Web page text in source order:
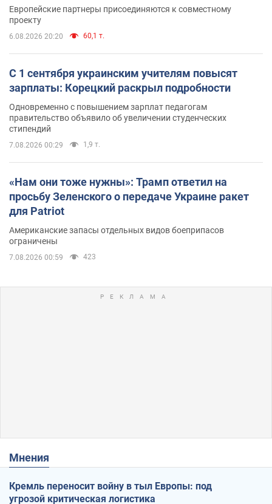
Европейские партнеры присоединяются к совместному
проекту
6.08.2026 20:20 60,1 т.
С 1 сентября украинским учителям повысят
зарплаты: Корецкий раскрыл подробности
Одновременно с повышением зарплат педагогам
правительство объявило об увеличении студенческих
стипендий
7.08.2026 00:29 1,9 т.
«Нам они тоже нужны»: Трамп ответил на
просьбу Зеленского о передаче Украине ракет
для Patriot
Американские запасы отдельных видов боеприпасов
ограничены
7.08.2026 00:59 423
Мнения
Кремль переносит войну в тыл Европы: под
угрозой критическая логистика